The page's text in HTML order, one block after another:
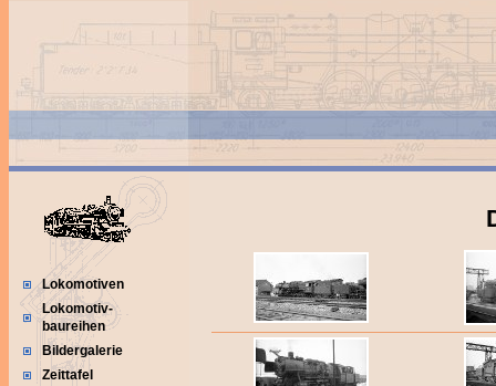
Lokomotiven
Lokomotiv-
baureihen
Bildergalerie
Zeittafel